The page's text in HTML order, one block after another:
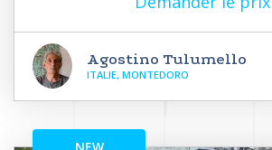
Agostino Tulumello
ITALIE, MONTEDORO